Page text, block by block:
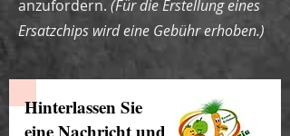
anzufordern. (Für die Erstellung eines
Ersatzchips wird eine Gebühr erhoben.)
Hinterlassen Sie
eine Nachricht und